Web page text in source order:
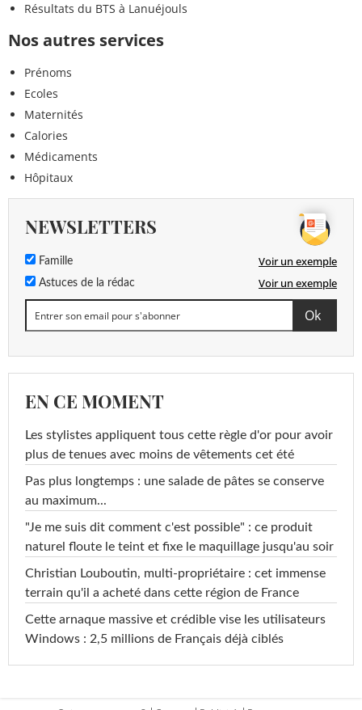
Résultats du BTS à Lanuéjouls
Nos autres services
Prénoms
Ecoles
Maternités
Calories
Médicaments
Hôpitaux
NEWSLETTERS
Famille Voir un exemple
Astuces de la rédac Voir un exemple
EN CE MOMENT
Les stylistes appliquent tous cette règle d'or pour avoir
plus de tenues avec moins de vêtements cet été
Pas plus longtemps : une salade de pâtes se conserve
au maximum...
"Je me suis dit comment c'est possible" : ce produit
naturel floute le teint et fixe le maquillage jusqu'au soir
Christian Louboutin, multi-propriétaire : cet immense
terrain qu'il a acheté dans cette région de France
Cette arnaque massive et crédible vise les utilisateurs
Windows : 2,5 millions de Français déjà ciblés